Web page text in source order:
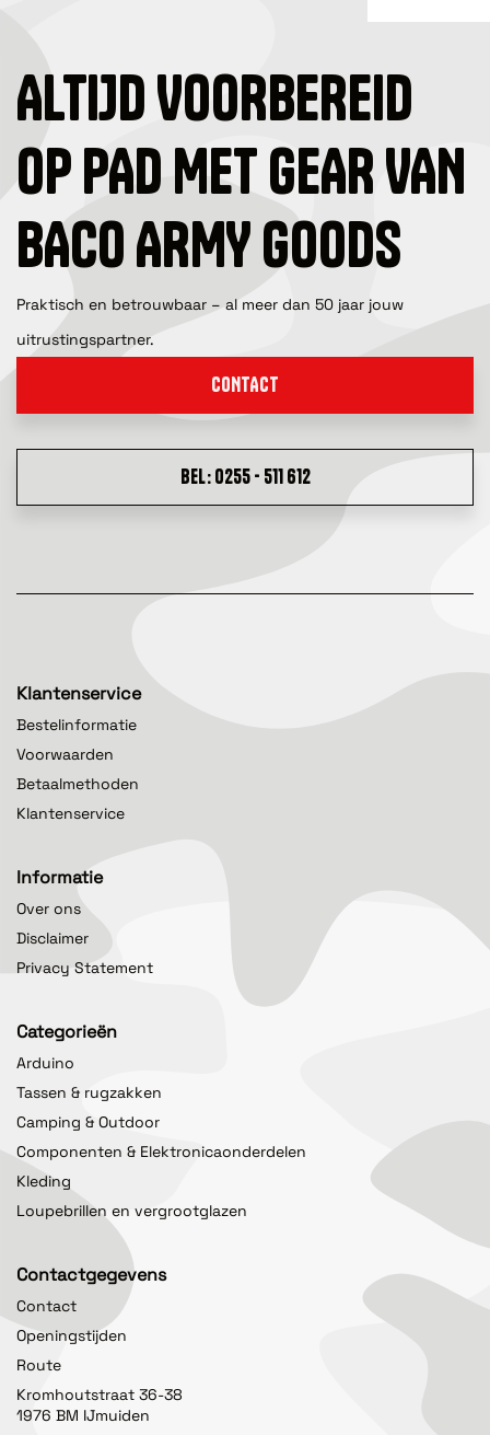
ALTIJD VOORBEREID
OP PAD MET GEAR VAN
BACO ARMY GOODS
Praktisch en betrouwbaar – al meer dan 50 jaar jouw
uitrustingspartner.
CONTACT
BEL: 0255 - 511 612
Klantenservice
Bestelinformatie
Voorwaarden
Betaalmethoden
Klantenservice
Informatie
Over ons
Disclaimer
Privacy Statement
Categorieën
Arduino
Tassen & rugzakken
Camping & Outdoor
Componenten & Elektronicaonderdelen
Kleding
Loupebrillen en vergrootglazen
Contactgegevens
Contact
Openingstijden
Route
Kromhoutstraat 36-38
1976 BM IJmuiden